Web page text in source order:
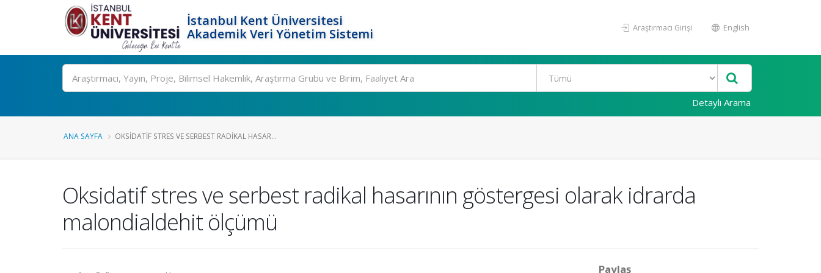
İstanbul Kent Üniversitesi
Akademik Veri Yönetim Sistemi
Araştırmacı Girişi English
Ara
Detaylı Arama
ANA SAYFA OKSIDATIF STRES VE SERBEST RADIKAL HASAR...
Oksidatif stres ve serbest radikal hasarının göstergesi olarak idrarda
malondialdehit ölçümü
Paylaş